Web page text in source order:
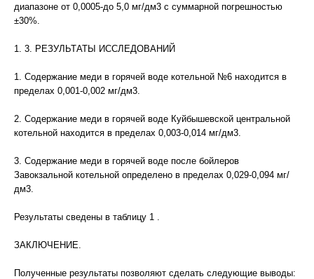
диапазоне от 0,0005-до 5,0 мг/дм3 с суммарной погрешностью
±30%.
1. 3. РЕЗУЛЬТАТЫ ИССЛЕДОВАНИЙ
1. Содержание меди в горячей воде котельной №6 находится в
пределах 0,001-0,002 мг/дм3.
2. Содержание меди в горячей воде Куйбышевской центральной
котельной находится в пределах 0,003-0,014 мг/дм3.
3. Содержание меди в горячей воде после бойлеров
Завокзальной котельной определено в пределах 0,029-0,094 мг/
дм3.
Результаты сведены в таблицу 1 .
ЗАКЛЮЧЕНИЕ.
Полученные результаты позволяют сделать следующие выводы: